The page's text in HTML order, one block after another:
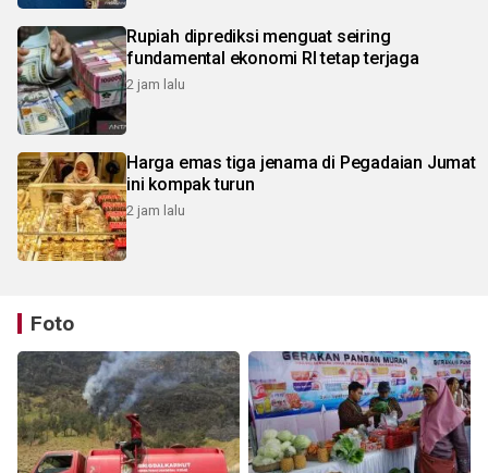
Rupiah diprediksi menguat seiring
fundamental ekonomi RI tetap terjaga
2 jam lalu
Harga emas tiga jenama di Pegadaian Jumat
ini kompak turun
2 jam lalu
Foto